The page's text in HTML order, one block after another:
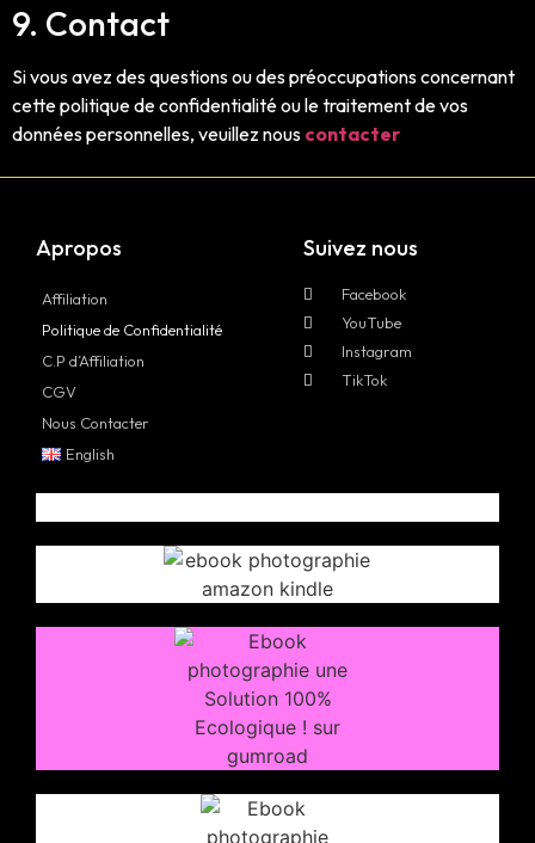
9. Contact
Si vous avez des questions ou des préoccupations concernant
cette politique de confidentialité ou le traitement de vos
données personnelles, veuillez nous contacter
Apropos
Affiliation
Politique de Confidentialité
C.P d’Affiliation
CGV
Nous Contacter
English
Suivez nous
Facebook
YouTube
Instagram
TikTok